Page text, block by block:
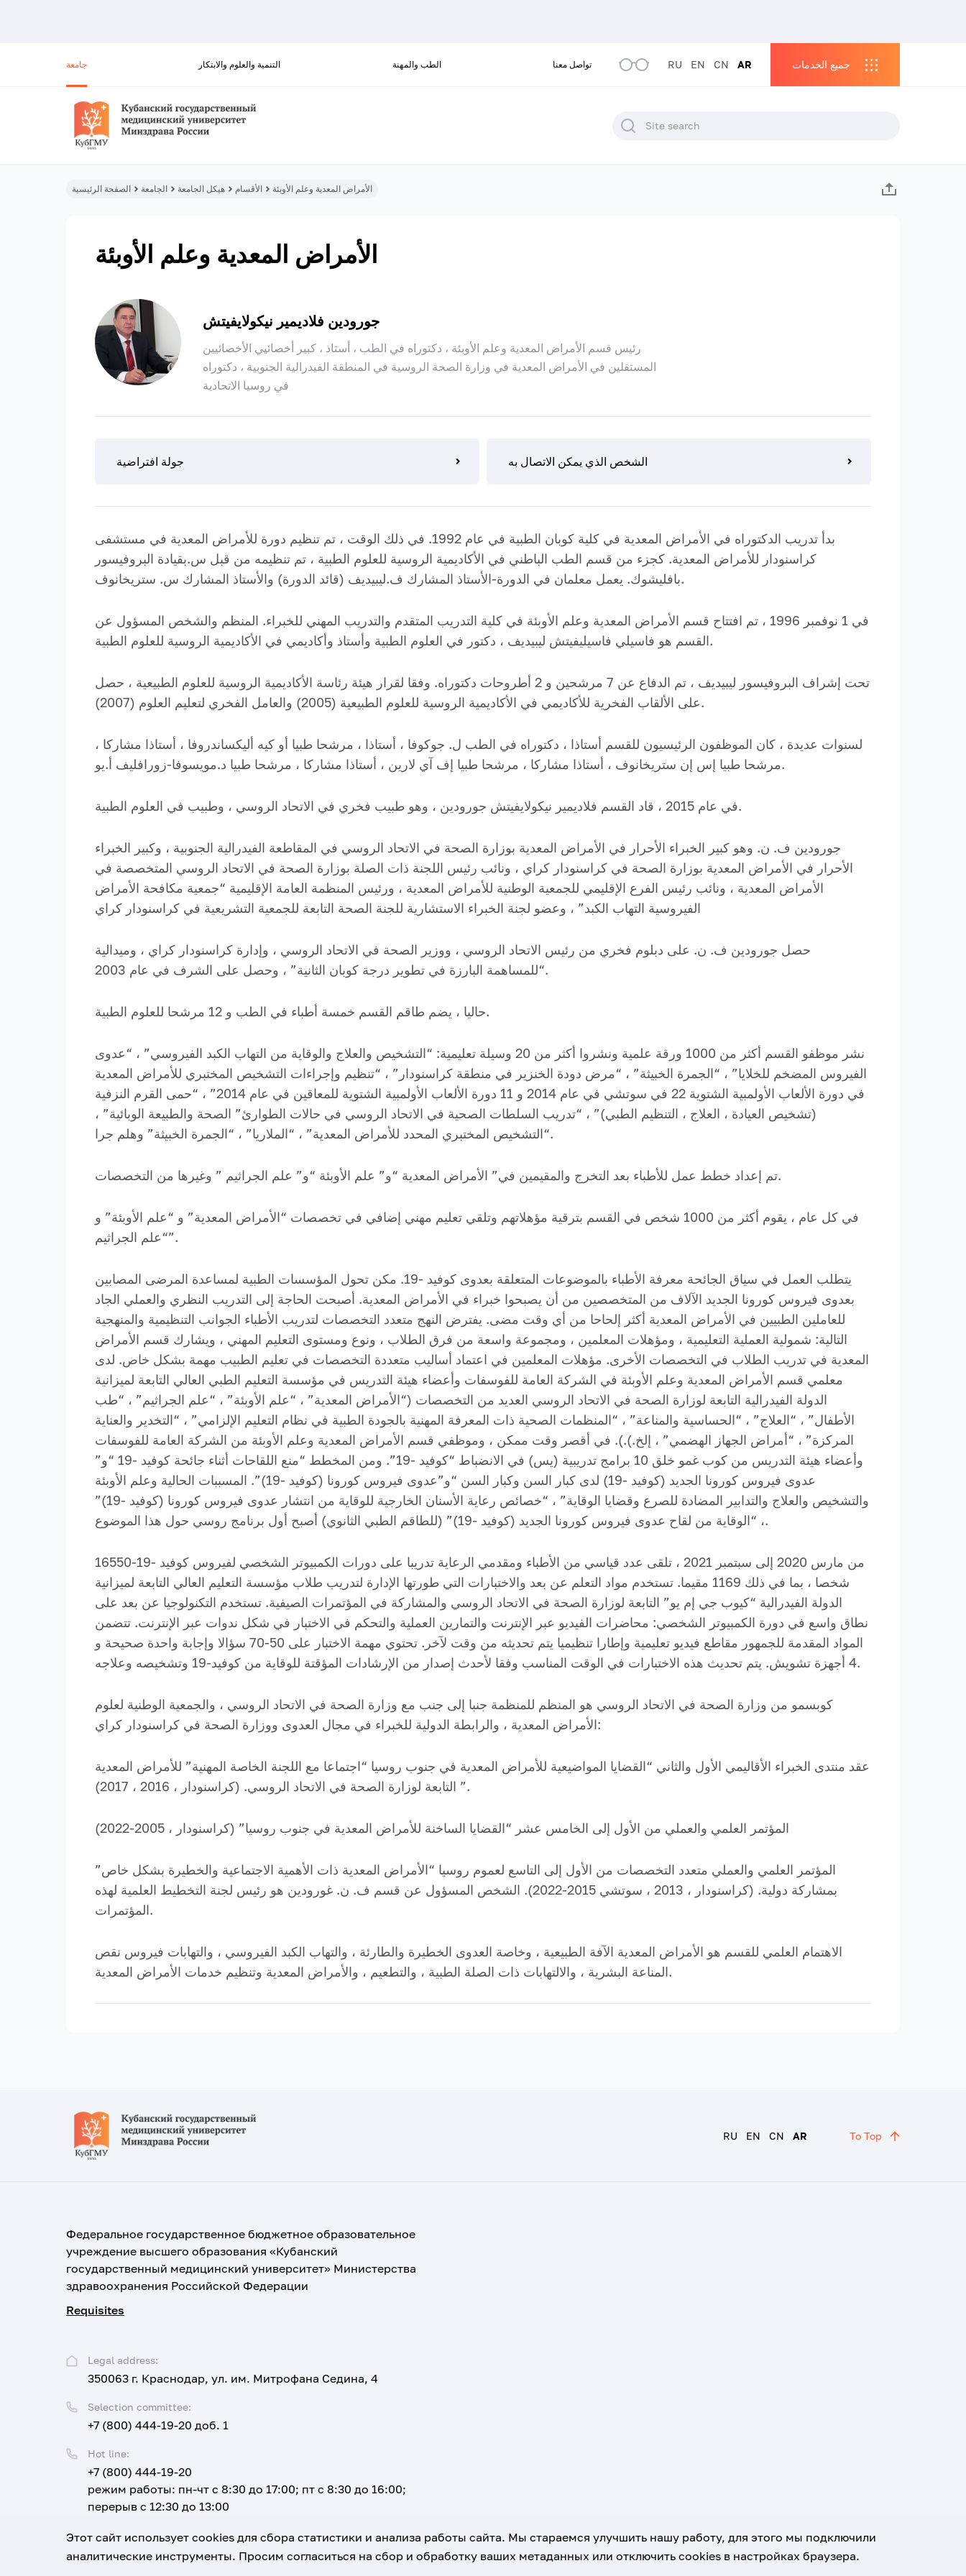
جامعة التنمية والعلوم والابتكار الطب والمهنة تواصل معنا RU EN CN AR جميع الخدمات
الصفحة الرئيسية الجامعة هيكل الجامعة الأقسام الأمراض المعدية وعلم الأوبئة
الأمراض المعدية وعلم الأوبئة
جورودين فلاديمير نيكولايفيتش
رئيس قسم الأمراض المعدية وعلم الأوبئة ، دكتوراه في الطب ، أستاذ ، كبير أخصائيي الأخصائيين
المستقلين في الأمراض المعدية في وزارة الصحة الروسية في المنطقة الفيدرالية الجنوبية ، دكتوراه
في روسيا الاتحادية
جولة افتراضية الشخص الذي يمكن الاتصال به
بدأ تدريب الدكتوراه في الأمراض المعدية في كلية كوبان الطبية في عام 1992. في ذلك الوقت ، تم تنظيم دورة للأمراض المعدية في مستشفى
كراسنودار للأمراض المعدية. كجزء من قسم الطب الباطني في الأكاديمية الروسية للعلوم الطبية ، تم تنظيمه من قبل س.بقيادة البروفيسور
بافليشوك. يعمل معلمان في الدورة-الأستاذ المشارك ف.ليبيديف (قائد الدورة) والأستاذ المشارك س. ستريخانوف.
في 1 نوفمبر 1996 ، تم افتتاح قسم الأمراض المعدية وعلم الأوبئة في كلية التدريب المتقدم والتدريب المهني للخبراء. المنظم والشخص المسؤول عن
القسم هو فاسيلي فاسيليفيتش ليبيديف ، دكتور في العلوم الطبية وأستاذ وأكاديمي في الأكاديمية الروسية للعلوم الطبية.
تحت إشراف البروفيسور ليبيديف ، تم الدفاع عن 7 مرشحين و 2 أطروحات دكتوراه. وفقا لقرار هيئة رئاسة الأكاديمية الروسية للعلوم الطبيعية ، حصل
على الألقاب الفخرية للأكاديمي في الأكاديمية الروسية للعلوم الطبيعية (2005) والعامل الفخري لتعليم العلوم (2007).
لسنوات عديدة ، كان الموظفون الرئيسيون للقسم أستاذا ، دكتوراه في الطب ل. جوكوفا ، أستاذا ، مرشحا طبيا أو كيه أليكساندروفا ، أستاذا مشاركا ،
مرشحا طبيا إس إن ستريخانوف ، أستاذا مشاركا ، مرشحا طبيا إف آي لارين ، أستاذا مشاركا ، مرشحا طبيا د.مويسوفا-زورافليف أ.يو.
في عام 2015 ، قاد القسم فلاديمير نيكولايفيتش جورودين ، وهو طبيب فخري في الاتحاد الروسي ، وطبيب في العلوم الطبية.
جورودين ف. ن. وهو كبير الخبراء الأحرار في الأمراض المعدية بوزارة الصحة في الاتحاد الروسي في المقاطعة الفيدرالية الجنوبية ، وكبير الخبراء
الأحرار في الأمراض المعدية بوزارة الصحة في كراسنودار كراي ، ونائب رئيس اللجنة ذات الصلة بوزارة الصحة في الاتحاد الروسي المتخصصة في
الأمراض المعدية ، ونائب رئيس الفرع الإقليمي للجمعية الوطنية للأمراض المعدية ، ورئيس المنظمة العامة الإقليمية “جمعية مكافحة الأمراض
الفيروسية التهاب الكبد” ، وعضو لجنة الخبراء الاستشارية للجنة الصحة التابعة للجمعية التشريعية في كراسنودار كراي
حصل جورودين ف. ن. على دبلوم فخري من رئيس الاتحاد الروسي ، ووزير الصحة في الاتحاد الروسي ، وإدارة كراسنودار كراي ، وميدالية
“للمساهمة البارزة في تطوير درجة كوبان الثانية” ، وحصل على الشرف في عام 2003.
حاليا ، يضم طاقم القسم خمسة أطباء في الطب و 12 مرشحا للعلوم الطبية.
نشر موظفو القسم أكثر من 1000 ورقة علمية ونشروا أكثر من 20 وسيلة تعليمية: “التشخيص والعلاج والوقاية من التهاب الكبد الفيروسي” ، “عدوى
الفيروس المضخم للخلايا” ، “الجمرة الخبيثة” ، “مرض دودة الخنزير في منطقة كراسنودار” ، “تنظيم وإجراءات التشخيص المختبري للأمراض المعدية
في دورة الألعاب الأولمبية الشتوية 22 في سوتشي في عام 2014 و 11 دورة الألعاب الأولمبية الشتوية للمعاقين في عام 2014” ، “حمى القرم النزفية
(تشخيص العيادة ، العلاج ، التنظيم الطبي)” ، “تدريب السلطات الصحية في الاتحاد الروسي في حالات الطوارئ” الصحة والطبيعة الوبائية” ،
“التشخيص المختبري المحدد للأمراض المعدية” ، “الملاريا” ، “الجمرة الخبيثة” وهلم جرا.
تم إعداد خطط عمل للأطباء بعد التخرج والمقيمين في” الأمراض المعدية “و” علم الأوبئة “و” علم الجراثيم ” وغيرها من التخصصات.
في كل عام ، يقوم أكثر من 1000 شخص في القسم بترقية مؤهلاتهم وتلقي تعليم مهني إضافي في تخصصات “الأمراض المعدية” و “علم الأوبئة” و
“علم الجراثيم”.
يتطلب العمل في سياق الجائحة معرفة الأطباء بالموضوعات المتعلقة بعدوى كوفيد -19. مكن تحول المؤسسات الطبية لمساعدة المرضى المصابين
بعدوى فيروس كورونا الجديد الآلاف من المتخصصين من أن يصبحوا خبراء في الأمراض المعدية. أصبحت الحاجة إلى التدريب النظري والعملي الجاد
للعاملين الطبيين في الأمراض المعدية أكثر إلحاحا من أي وقت مضى. يفترض النهج متعدد التخصصات لتدريب الأطباء الجوانب التنظيمية والمنهجية
التالية: شمولية العملية التعليمية ، ومؤهلات المعلمين ، ومجموعة واسعة من فرق الطلاب ، ونوع ومستوى التعليم المهني ، ويشارك قسم الأمراض
المعدية في تدريب الطلاب في التخصصات الأخرى. مؤهلات المعلمين في اعتماد أساليب متعددة التخصصات في تعليم الطبيب مهمة بشكل خاص. لدى
معلمي قسم الأمراض المعدية وعلم الأوبئة في الشركة العامة للفوسفات وأعضاء هيئة التدريس في مؤسسة التعليم الطبي العالي التابعة لميزانية
الدولة الفيدرالية التابعة لوزارة الصحة في الاتحاد الروسي العديد من التخصصات (“الأمراض المعدية” ، “علم الأوبئة” ، “علم الجراثيم” ، “طب
الأطفال” ، “العلاج” ، “الحساسية والمناعة” ، “المنظمات الصحية ذات المعرفة المهنية بالجودة الطبية في نظام التعليم الإلزامي” ، “التخدير والعناية
المركزة” ، “أمراض الجهاز الهضمي” ، إلخ.).). في أقصر وقت ممكن ، وموظفي قسم الأمراض المعدية وعلم الأوبئة من الشركة العامة للفوسفات
وأعضاء هيئة التدريس من كوب غمو خلق 10 برامج تدريبية (يس) في الانضباط “كوفيد -19”. ومن المخطط “منع اللقاحات أثناء جائحة كوفيد -19 “و”
عدوى فيروس كورونا الجديد (كوفيد -19) لدى كبار السن وكبار السن “و”عدوى فيروس كورونا (كوفيد -19)”. المسببات الحالية وعلم الأوبئة
والتشخيص والعلاج والتدابير المضادة للصرع وقضايا الوقاية” ، “خصائص رعاية الأسنان الخارجية للوقاية من انتشار عدوى فيروس كورونا (كوفيد -19)”
، “الوقاية من لقاح عدوى فيروس كورونا الجديد (كوفيد -19)” (للطاقم الطبي الثانوي) أصبح أول برنامج روسي حول هذا الموضوع.
من مارس 2020 إلى سبتمبر 2021 ، تلقى عدد قياسي من الأطباء ومقدمي الرعاية تدريبا على دورات الكمبيوتر الشخصي لفيروس كوفيد -19-16550
شخصا ، بما في ذلك 1169 مقيما. تستخدم مواد التعلم عن بعد والاختبارات التي طورتها الإدارة لتدريب طلاب مؤسسة التعليم العالي التابعة لميزانية
الدولة الفيدرالية “كيوب جي إم يو” التابعة لوزارة الصحة في الاتحاد الروسي والمشاركة في المؤتمرات الصيفية. تستخدم التكنولوجيا عن بعد على
نطاق واسع في دورة الكمبيوتر الشخصي: محاضرات الفيديو عبر الإنترنت والتمارين العملية والتحكم في الاختبار في شكل ندوات عبر الإنترنت. تتضمن
المواد المقدمة للجمهور مقاطع فيديو تعليمية وإطارا تنظيميا يتم تحديثه من وقت لآخر. تحتوي مهمة الاختبار على 50-70 سؤالا وإجابة واحدة صحيحة و
4 أجهزة تشويش. يتم تحديث هذه الاختبارات في الوقت المناسب وفقا لأحدث إصدار من الإرشادات المؤقتة للوقاية من كوفيد-19 وتشخيصه وعلاجه.
كوبسمو من وزارة الصحة في الاتحاد الروسي هو المنظم للمنظمة جنبا إلى جنب مع وزارة الصحة في الاتحاد الروسي ، والجمعية الوطنية لعلوم
الأمراض المعدية ، والرابطة الدولية للخبراء في مجال العدوى ووزارة الصحة في كراسنودار كراي:
عقد منتدى الخبراء الأقاليمي الأول والثاني “القضايا المواضيعية للأمراض المعدية في جنوب روسيا “اجتماعا مع اللجنة الخاصة المهنية” للأمراض المعدية
” التابعة لوزارة الصحة في الاتحاد الروسي. (كراسنودار ، 2016 ، 2017).
المؤتمر العلمي والعملي من الأول إلى الخامس عشر “القضايا الساخنة للأمراض المعدية في جنوب روسيا” (كراسنودار ، 2005-2022)
المؤتمر العلمي والعملي متعدد التخصصات من الأول إلى التاسع لعموم روسيا “الأمراض المعدية ذات الأهمية الاجتماعية والخطيرة بشكل خاص”
بمشاركة دولية. (كراسنودار ، 2013 ، سوتشي 2015-2022). الشخص المسؤول عن قسم ف. ن. غورودين هو رئيس لجنة التخطيط العلمية لهذه
المؤتمرات.
الاهتمام العلمي للقسم هو الأمراض المعدية الآفة الطبيعية ، وخاصة العدوى الخطيرة والطارئة ، والتهاب الكبد الفيروسي ، والتهابات فيروس نقص
المناعة البشرية ، والالتهابات ذات الصلة الطبية ، والتطعيم ، والأمراض المعدية وتنظيم خدمات الأمراض المعدية.
RU EN CN AR To Top
Федеральное государственное бюджетное образовательное
учреждение высшего образования «Кубанский
государственный медицинский университет» Министерства
здравоохранения Российской Федерации
Requisites
Legal address:
350063 г. Краснодар, ул. им. Митрофана Седина, 4
Selection committee:
+7 (800) 444-19-20 доб. 1
Hot line:
+7 (800) 444-19-20
режим работы: пн-чт с 8:30 до 17:00; пт с 8:30 до 16:00;
перерыв с 12:30 до 13:00
Email:
corpus@ksma.ru
Этот сайт использует cookies для сбора статистики и анализа работы сайта. Мы стараемся улучшить нашу работу, для этого мы подключили
аналитические инструменты. Просим согласиться на сбор и обработку ваших метаданных или отключить cookies в настройках браузера.